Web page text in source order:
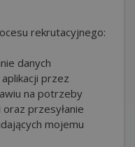
rekrutacyjnego:
danych
przez
na potrzeby
przesyłanie
mojemu